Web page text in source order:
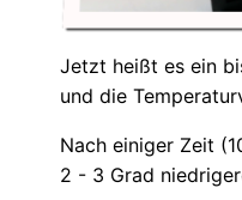
Jetzt heißt es ein
und die
Nach einiger Zeit
2 - 3 Grad